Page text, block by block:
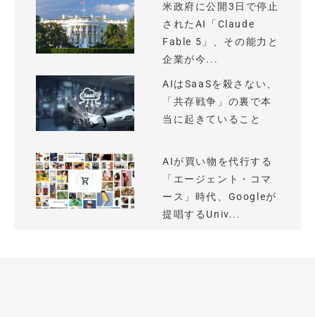
米政府に公開3日で停止
されたAI「Claude
Fable 5」、その能力と
企業が今...
AIはSaaSを殺さない、
「共存戦争」の裏で本
当に起きていること
AIが買い物を代行する
「エージェント・コマ
ース」時代、Googleが
提唱するUniv...